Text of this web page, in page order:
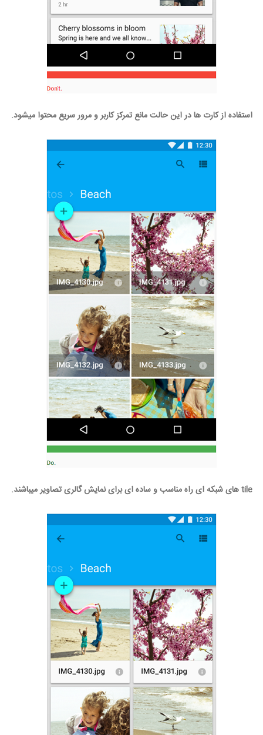
استفاده از کارت ها در این حالت مانع تمرکز کاربر و مرور سریع محتوا میشود.
tile های شبکه ای راه مناسب و ساده ای برای نمایش گالری تصاویر میباشند.